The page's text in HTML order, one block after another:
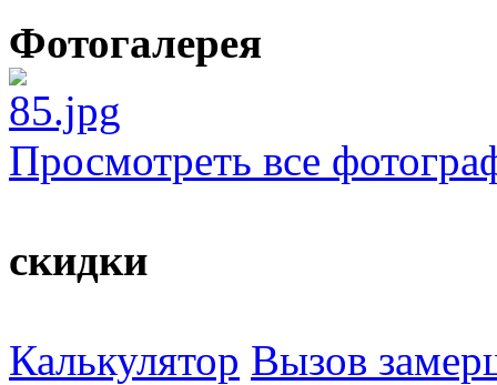
Фотогалерея
Просмотреть все
скидки
Калькулятор Вызов